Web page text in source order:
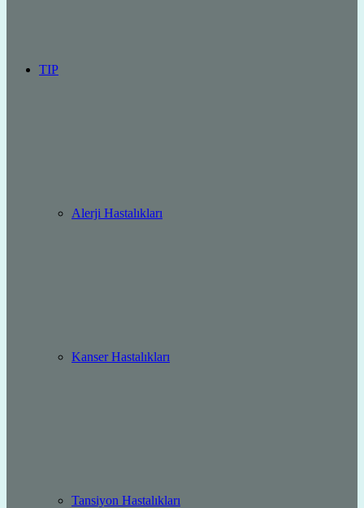
TIP
Alerji Hastalıkları
Kanser Hastalıkları
Tansiyon Hastalıkları